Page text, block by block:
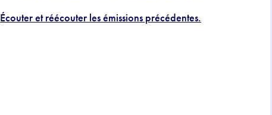
Écouter et réécouter les émissions précédentes.